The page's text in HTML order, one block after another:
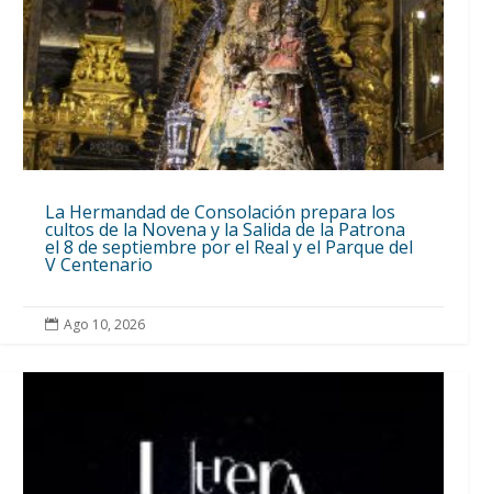
La Hermandad de Consolación prepara los
cultos de la Novena y la Salida de la Patrona
el 8 de septiembre por el Real y el Parque del
V Centenario
 Ago 10, 2026